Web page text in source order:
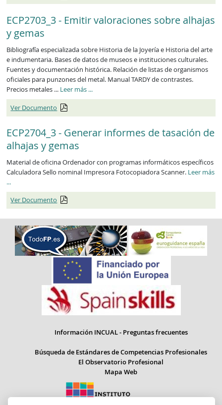
ECP2703_3 - Emitir valoraciones sobre alhajas
y gemas
Bibliografía especializada sobre Historia de la Joyería e Historia del arte
e indumentaria. Bases de datos de museos e instituciones culturales.
Fuentes y documentación histórica. Relación de listas de organismos
oficiales para punzones del metal. Manual TARDY de contrastes.
Precios metales ... Leer más ECP2703_3
...
Ver Documento
ECP2704_3 - Generar informes de tasación de
alhajas y gemas
Material de oficina Ordenador con programas informáticos específicos
Calculadora Sello nominal Impresora Fotocopiadora Scanner. Leer más
ECP2704_3
...
Ver Documento
Información INCUAL - Preguntas frecuentes
Búsqueda de Estándares de Competencias Profesionales
El Observatorio Profesional
Mapa Web